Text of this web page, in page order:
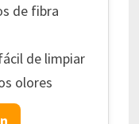
de fibra
de limpiar
olores